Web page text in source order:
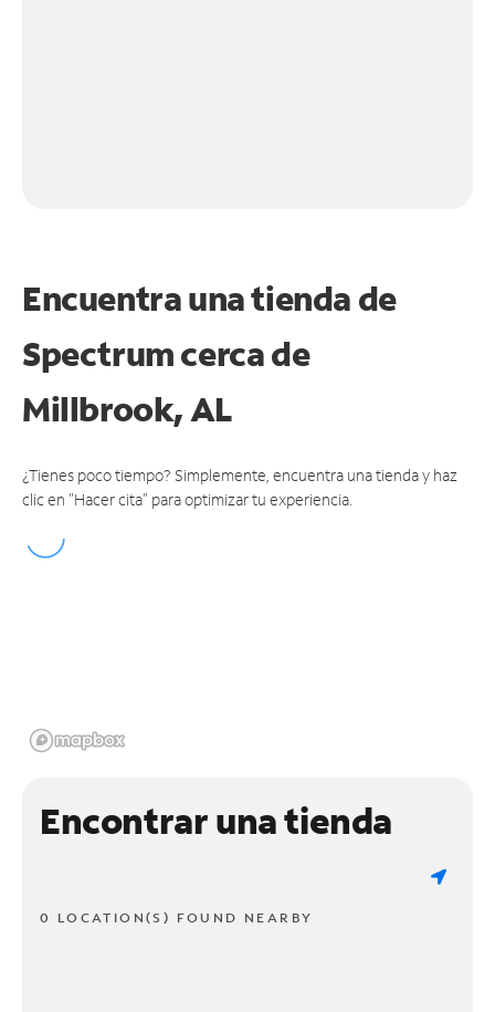
Encuentra una tienda de
Spectrumcerca de
Millbrook, AL
¿Tienes poco tiempo? Simplemente, encuentra una tienda y haz
clic en "Hacer cita" para optimizar tu experiencia.
Encontrar una tienda
0 LOCATION(S) FOUND NEARBY